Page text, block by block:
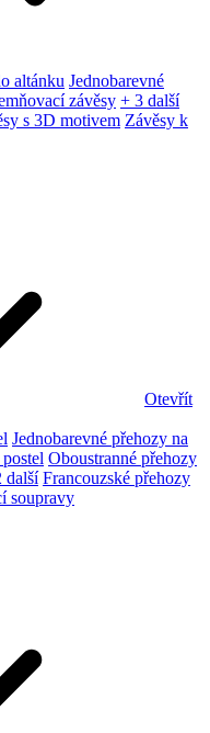
altánku Jednobarevné
závěsy + 3 další
s 3D motivem Závěsy k
Otevřít
Jednobarevné přehozy na
Oboustranné přehozy
další Francouzské přehozy
soupravy